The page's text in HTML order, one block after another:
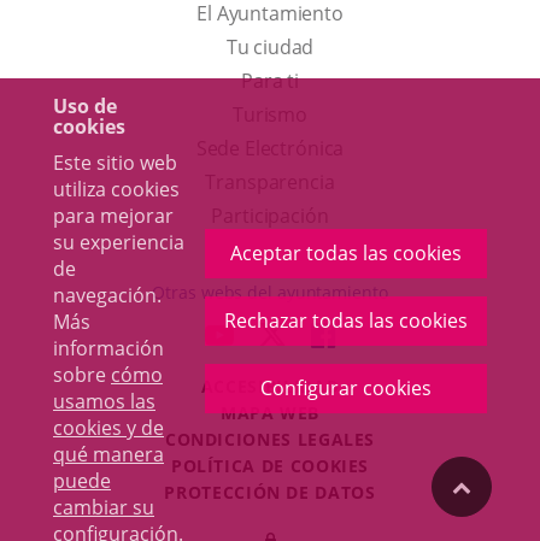
Uso de
cookies
Este sitio web
utiliza cookies
para mejorar
su experiencia
de
navegación.
Más
información
sobre cómo
usamos las
cookies y de
qué manera
puede
cambiar su
configuración.
Aceptar todas las cookies
Rechazar todas las cookies
Configurar cookies
El Ayuntamiento
Tu ciudad
Para ti
en
una
ventana
nueva.
aplicación
externa.
Otras webs del ayuntamiento
ENLACE
A
UNA
APLICACIÓN
EXTERNA.
ENLACE
A
UNA
APLICACIÓN
EXTERNA.
ENLACE
A
UNA
EXTERNA.
ACCESIBILIDAD
MAPA WEB
CONDICIONES LEGALES
POLÍTICA DE COOKIES
PROTECCIÓN DE DATOS
Iniciar
"Volver